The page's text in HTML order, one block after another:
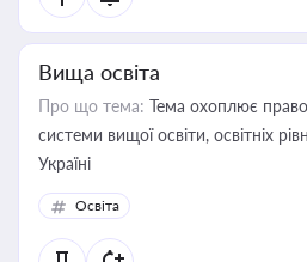
Вища освіта
Про що тема: Тема охоплює
системи вищої освіти, освітніх
Україні
Освіта